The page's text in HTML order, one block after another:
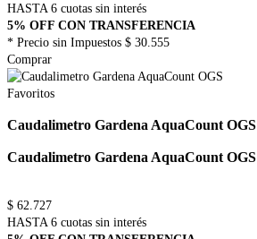
HASTA 6 cuotas sin interés
5% OFF CON TRANSFERENCIA
* Precio sin Impuestos $ 30.555
Comprar
Favoritos
Caudalimetro Gardena AquaCount OGS
Caudalimetro Gardena AquaCount OGS
$ 62.727
HASTA 6 cuotas sin interés